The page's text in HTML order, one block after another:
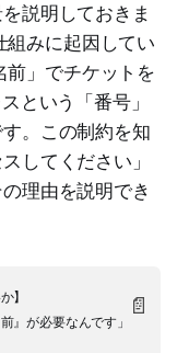
説明しておきま
組みに起因してい
前」でチケットを
という「番号」
。この制約を知
してください」
理由を説明でき
】
』が必要なんです」
📄